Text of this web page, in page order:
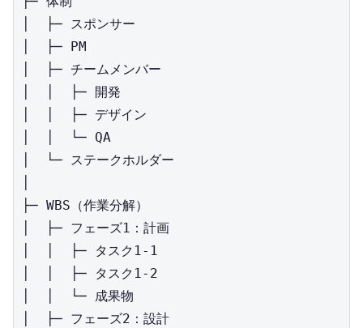
│  ├─ スポンサー
│  ├─ PM
│  ├─ チームメンバー
│  │  ├─ 開発
│  │  ├─ デザイン
│  │  └─ QA
│  └─ ステークホルダー
├─ WBS（作業分解）
│  ├─ フェーズ1：計画
│  │  ├─ タスク1-1
│  │  ├─ タスク1-2
│  │  └─ 成果物
│  ├─ フェーズ2：設計